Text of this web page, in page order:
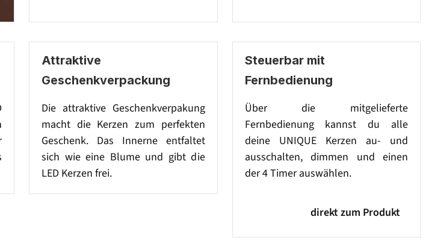
Attraktive
Geschenkverpackung
Die attraktive Geschenkverpakung
macht die Kerzen zum perfekten
Geschenk. Das Innerne entfaltet
sich wie eine Blume und gibt die
LED Kerzen frei.
Steuerbar mit
Fernbedienung
Über die mitgelieferte
Fernbedienung kannst du alle
deine UNIQUE Kerzen au- und
ausschalten, dimmen und einen
der 4 Timer auswählen.
direkt zum Produkt